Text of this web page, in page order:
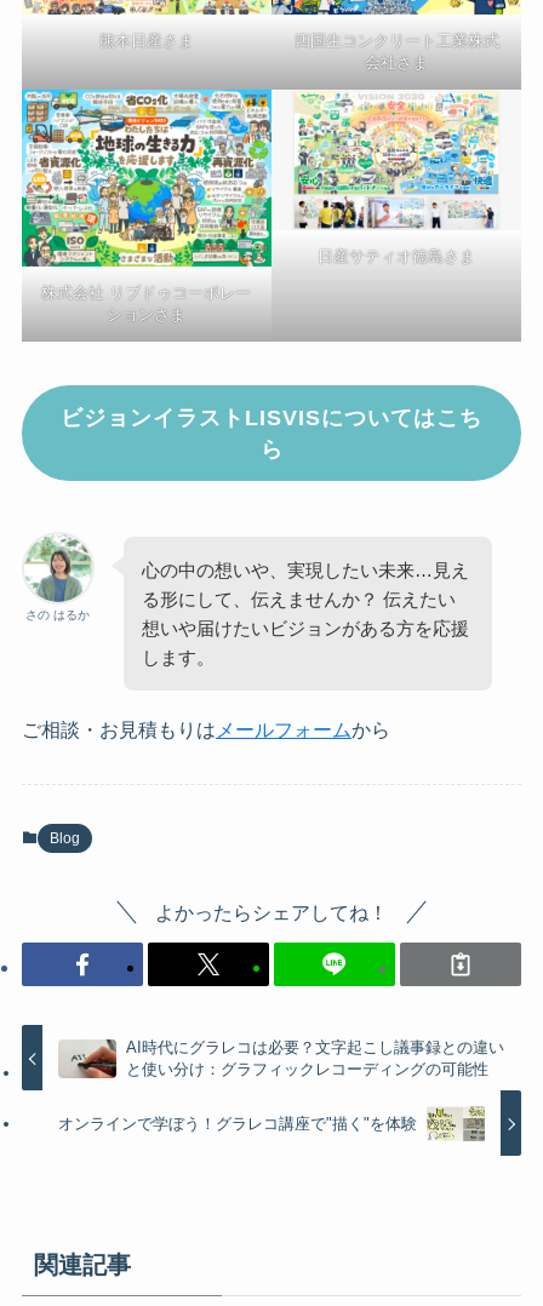
熊本日産さま
四国生コンクリート工業株式
会社さま
株式会社 リブドゥコーポレー
ションさま
日産サティオ徳島さま
ビジョンイラストLISVISについてはこち
ら
さの はるか
心の中の想いや、実現したい未来…見え
る形にして、伝えませんか？ 伝えたい
想いや届けたいビジョンがある方を応援
します。
ご相談・お見積もりは メールフォームから
Blog
よかったらシェアしてね！
AI時代にグラレコは必要？文字起こし議事録との違い
と使い分け：グラフィックレコーディングの可能性
オンラインで学ぼう！グラレコ講座で"描く"を体験
関連記事